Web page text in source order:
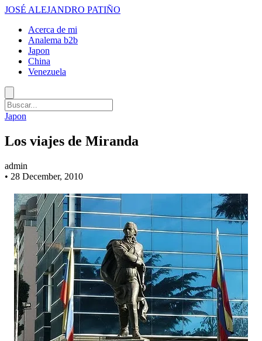
JOSÉ ALEJANDRO PATIÑO
Acerca de mi
Analema b2b
Japon
China
Venezuela
Japon
Los viajes de Miranda
admin
• 28 December, 2010